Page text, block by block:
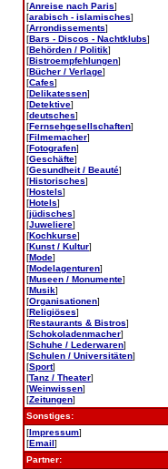
[Anreise nach Paris]
[arabisch - islamisches]
[Arrondissements]
[Bars - Discos - Nachtklubs]
[Behörden / Politik]
[Bistroempfehlungen]
[Bücher / Verlage]
[Cafes]
[Delikatessen]
[Detektive]
[deutsches]
[Fernsehgesellschaften]
[Filmemacher]
[Fotografen]
[Geschäfte]
[Gesundheit / Beauté]
[Historisches]
[Hostels]
[Hotels]
[jüdisches]
[Juweliere]
[Kochkurse]
[Kunst / Kultur]
[Mode]
[Modelagenturen]
[Museen / Monumente]
[Musik]
[Organisationen]
[Religiöses]
[Restaurants & Bistros]
[Schokoladenmacher]
[Schuhe / Lederwaren]
[Schulen / Universitäten]
[Sport]
[Tanz / Theater]
[Weinwissen]
[Zeitungen]
Sonstiges:
[Impressum]
[Email]
Partner: